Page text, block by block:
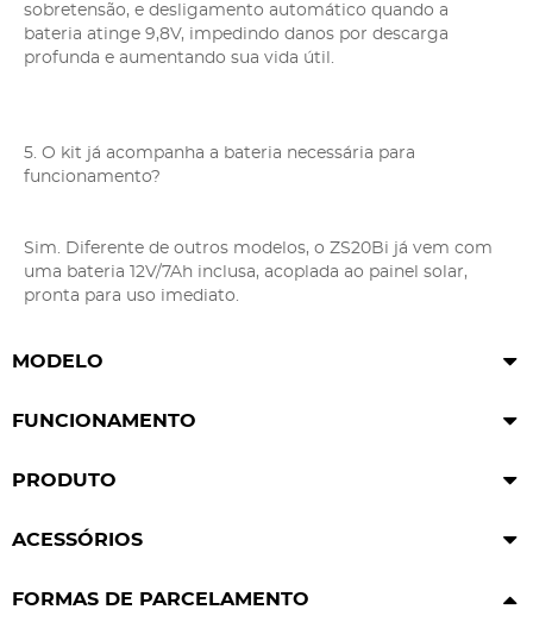
sobretensão, e desligamento automático quando a
bateria atinge 9,8V, impedindo danos por descarga
profunda e aumentando sua vida útil.
5. O kit já acompanha a bateria necessária para
funcionamento?
Sim. Diferente de outros modelos, o ZS20Bi já vem com
uma bateria 12V/7Ah inclusa, acoplada ao painel solar,
pronta para uso imediato.
MODELO
FUNCIONAMENTO
PRODUTO
ACESSÓRIOS
FORMAS DE PARCELAMENTO